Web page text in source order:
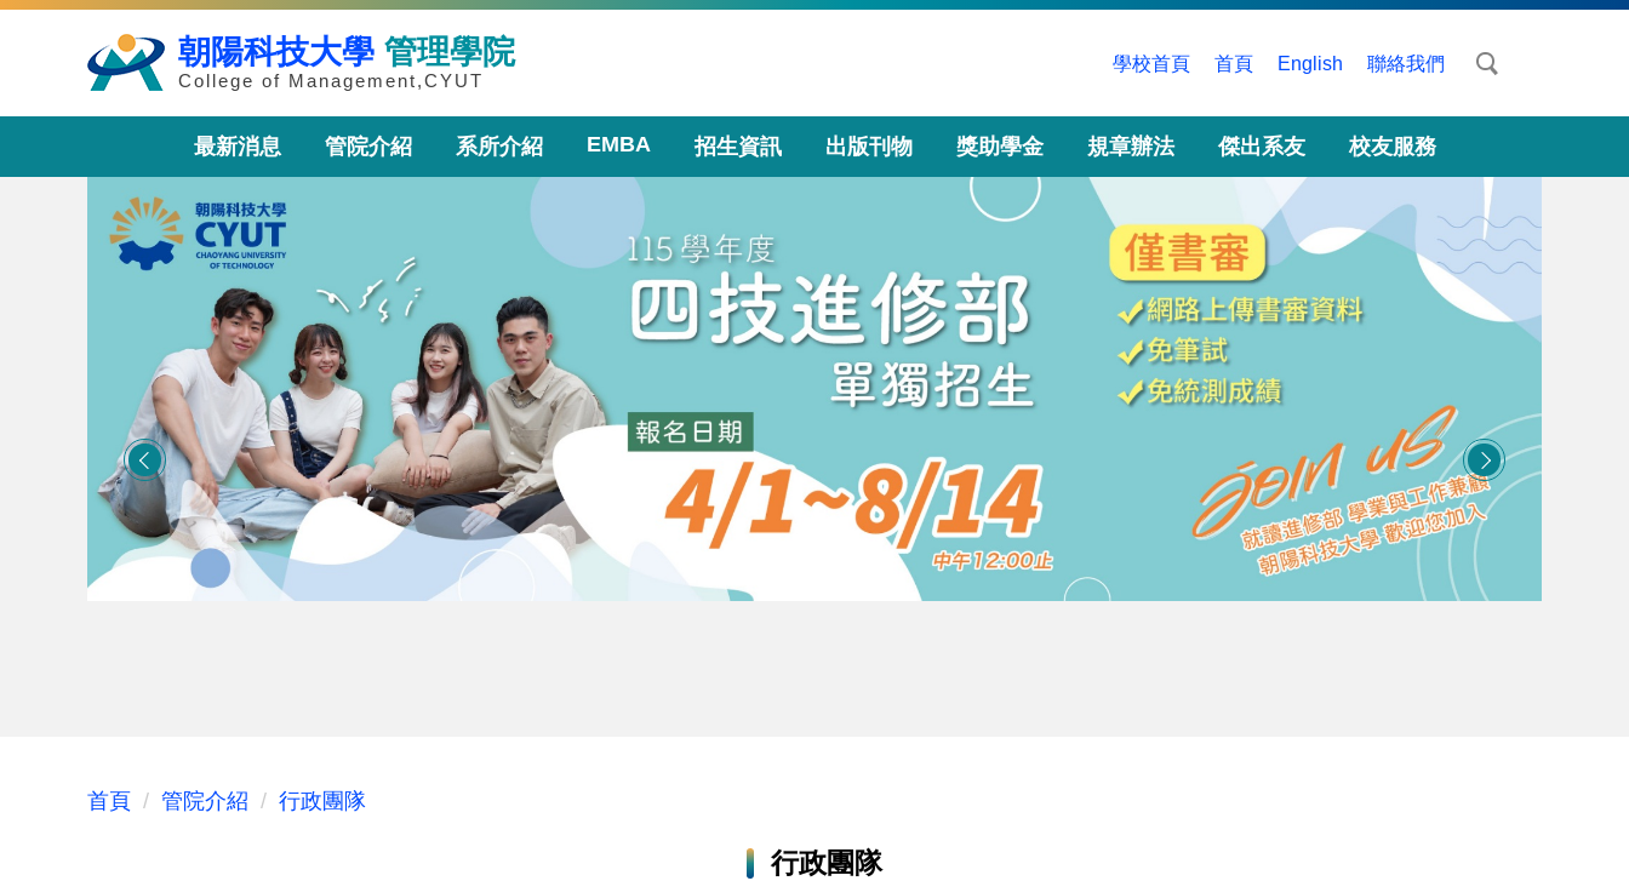
朝陽科技大學 管理學院
College of Management,CYUT
學校首頁 首頁 English 聯絡我們
最新消息 管院介紹 系所介紹 EMBA 招生資訊 出版刊物 獎助學金 規章辦法 傑出系友 校友服務
首頁 管院介紹 行政團隊
行政團隊